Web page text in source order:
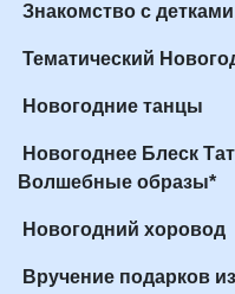
Знакомство с
Тематический
Новогодние танцы
Новогоднее Блеск
Волшебные образы*
Новогодний хоровод
Вручение подарков